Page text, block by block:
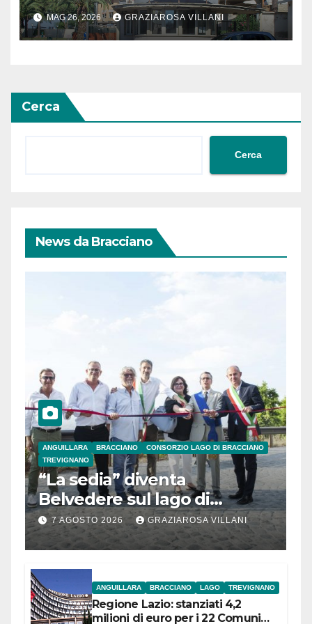
MAG 26, 2026 GRAZIAROSA VILLANI
Cerca
Cerca
News da Bracciano
ANGUILLARA BRACCIANO
CONSORZIO LAGO DI BRACCIANO
TREVIGNANO
“La sedia” diventa
Belvedere sul lago di
Bracciano: ieri
l’inaugurazione
7 AGOSTO 2026 GRAZIAROSA VILLANI
ANGUILLARA BRACCIANO LAGO TREVIGNANO
Regione Lazio: stanziati 4,2
milioni di euro per i 22 Comuni